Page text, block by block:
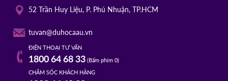
52 Trần Huy Liệu, P. Phú Nhuận, TP.HCM
tuvan@duhocaau.vn
ĐIỆN THOẠI TƯ VẤN
1800 64 68 33(Bấm phím 0)
CHĂM SÓC KHÁCH HÀNG